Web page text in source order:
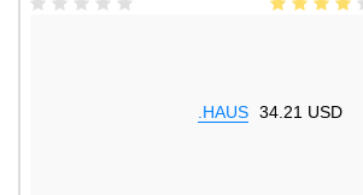
.HAUS 34.21 USD